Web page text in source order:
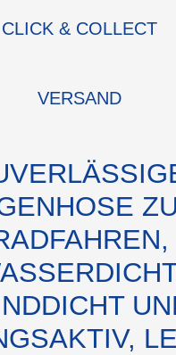
CLICK & COLLECT
VERSAND